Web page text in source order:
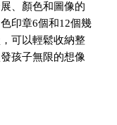
、顏色和圖像的
印章6個和12個幾
可以輕鬆收納整
孩子無限的想像